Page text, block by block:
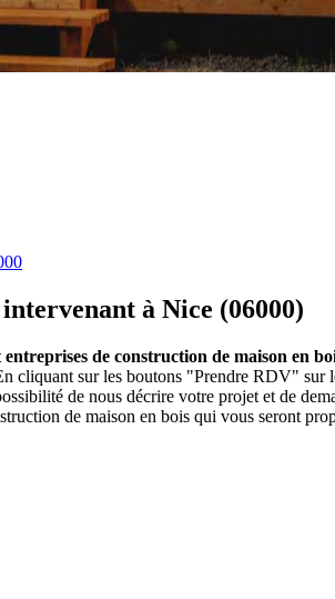
à Nice (06000)
de construction de maison en
cliquant sur les boutons "Prendre RDV" sur
de nous décrire votre projet et de
de maison en bois qui vous seront